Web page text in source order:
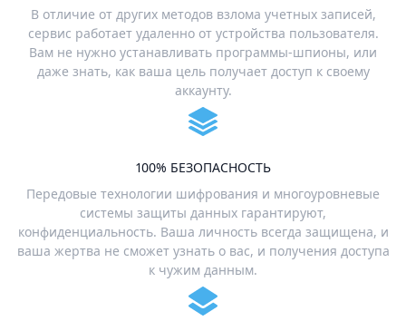
В отличие от других методов взлома учетных записей,
сервис работает удаленно от устройства пользователя.
Вам не нужно устанавливать программы-шпионы, или
даже знать, как ваша цель получает доступ к своему
аккаунту.
100% БЕЗОПАСНОСТЬ
Передовые технологии шифрования и многоуровневые
системы защиты данных гарантируют,
конфиденциальность. Ваша личность всегда защищена, и
ваша жертва не сможет узнать о вас, и получения доступа
к чужим данным.